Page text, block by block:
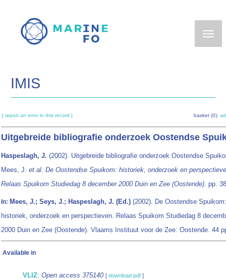
main
IMIS
[ report an error in this record ] basket (0):
Uitgebreide bibliografie onderzoek Oostendse
Haspeslagh, J. (2002). Uitgebreide bibliografie onderzoek Oostendse
Mees, J. et al. De Oostendse Spuikom: historiek, onderzoek en
Relaas Spuikom Studiedag 8 december 2000 Duin en Zee (Oostende). pp.
In: Mees, J.; Seys, J.; Haspeslagh, J. (Ed.) (2002). De Oostendse Spuikom:
historiek, onderzoek en perspectieven. Relaas Spuikom Studiedag 8
2000 Duin en Zee (Oostende). Vlaams Instituut voor de Zee: Oostende. 44
Available in
VLIZ: Open access 375140 [ download pdf ]